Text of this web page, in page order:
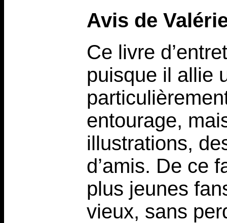
Avis de
Ce livre
puisque il allie
entourage,
illustrations,
d’amis. De ce
plus jeunes
vieux, sans